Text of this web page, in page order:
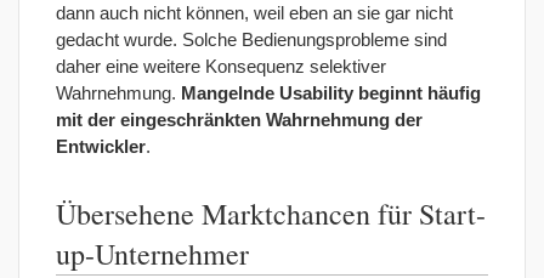
dann auch nicht können, weil eben an sie gar nicht
gedacht wurde. Solche Bedienungsprobleme sind
daher eine weitere Konsequenz selektiver
Wahrnehmung. Mangelnde Usability beginnt häufig
mit der eingeschränkten Wahrnehmung der
Entwickler.
Übersehene Marktchancen für Start-
up-Unternehmer